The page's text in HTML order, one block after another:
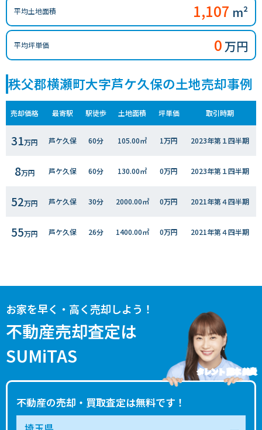
平均土地面積 1,107 m²
平均坪単価 0 万円
秩父郡横瀬町大字芦ケ久保の土地売却事例
売却価格 最寄駅 駅徒歩 土地面積 坪単価 取引時期
31万円 芦ケ久保 60分 105.00㎡ 1万円 2023年第１四半期
8万円 芦ケ久保 60分 130.00㎡ 0万円 2023年第１四半期
52万円 芦ケ久保 30分 2000.00㎡ 0万円 2021年第４四半期
55万円 芦ケ久保 26分 1400.00㎡ 0万円 2021年第４四半期
お家を早く・高く売却しよう！
不動産売却査定は
SUMiTAS
不動産の売却・買取査定は無料です！
タレント 藤本 美貴